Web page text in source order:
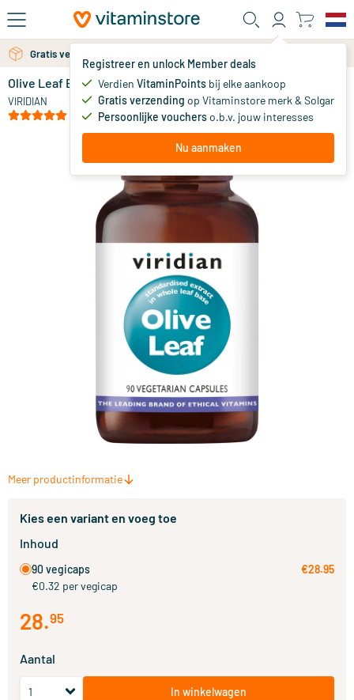
Ga naar de hoofdinhoud
Registreer en unlock Member deals
Verdien VitaminPoints bij elke aankoop
Gratis verzending op Vitaminstore merk & Solgar
Persoonlijke voucherso.b.v. jouw interesses
Nu aanmaken
Gratis verzending vanaf 25 euro
Gratis persoonlijk advies via chat of email
Olive Leaf Extract
VIRIDIAN
28.
Meer productinformatie
Kies een variant en voeg toe
Inhoud
90 vegicaps
€0.32 per vegicap
€28.95
28.95
Aantal
In winkelwagen